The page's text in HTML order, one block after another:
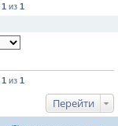
1 из 1
1 из 1
Перейти